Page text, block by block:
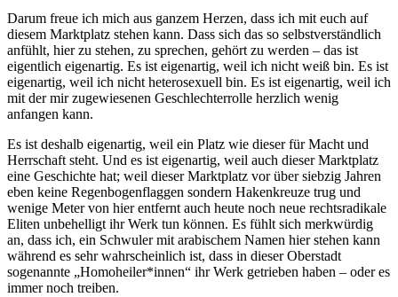
Darum freue ich mich aus ganzem Herzen, dass ich mit euch auf
diesem Marktplatz stehen kann. Dass sich das so selbstverständlich
anfühlt, hier zu stehen, zu sprechen, gehört zu werden – das ist
eigentlich eigenartig. Es ist eigenartig, weil ich nicht weiß bin. Es ist
eigenartig, weil ich nicht heterosexuell bin. Es ist eigenartig, weil ich
mit der mir zugewiesenen Geschlechterrolle herzlich wenig
anfangen kann.
Es ist deshalb eigenartig, weil ein Platz wie dieser für Macht und
Herrschaft steht. Und es ist eigenartig, weil auch dieser Marktplatz
eine Geschichte hat; weil dieser Marktplatz vor über siebzig Jahren
eben keine Regenbogenflaggen sondern Hakenkreuze trug und
wenige Meter von hier entfernt auch heute noch neue rechtsradikale
Eliten unbehelligt ihr Werk tun können. Es fühlt sich merkwürdig
an, dass ich, ein Schwuler mit arabischem Namen hier stehen kann
während es sehr wahrscheinlich ist, dass in dieser Oberstadt
sogenannte „Homoheiler*innen“ ihr Werk getrieben haben – oder es
immer noch treiben.